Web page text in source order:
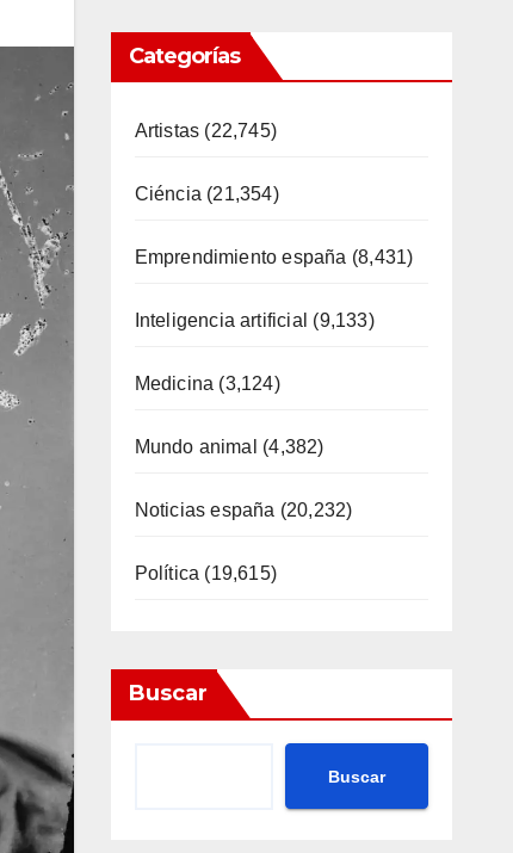
Categorías
Artistas (22,745)
Ciéncia (21,354)
Emprendimiento españa (8,431)
Inteligencia artificial (9,133)
Medicina (3,124)
Mundo animal (4,382)
Noticias españa (20,232)
Política (19,615)
Buscar
Buscar